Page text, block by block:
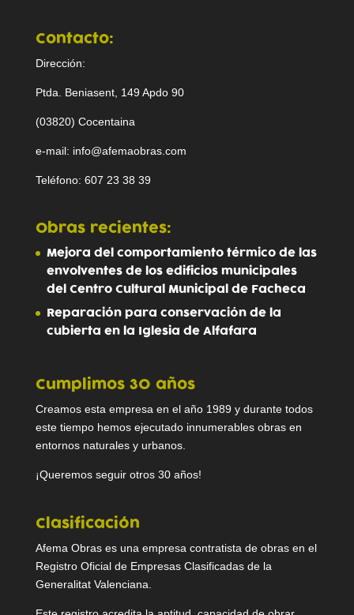
Contacto:
Dirección:
Ptda. Beniasent, 149 Apdo 90
(03820) Cocentaina
e-mail: info@afemaobras.com
Teléfono: 607 23 38 39
Obras recientes:
Mejora del comportamiento térmico de las
envolventes de los edificios municipales
del Centro Cultural Municipal de Facheca
Reparación para conservación de la
cubierta en la Iglesia de Alfafara
Cumplimos 30 años
Creamos esta empresa en el año 1989 y durante todos
este tiempo hemos ejecutado innumerables obras en
entornos naturales y urbanos.
¡Queremos seguir otros 30 años!
Clasificación
Afema Obras es una empresa contratista de obras en el
Registro Oficial de Empresas Clasificadas de la
Generalitat Valenciana.